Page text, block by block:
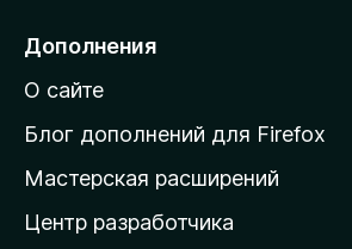
е
й
т
и
а
д
Дополнения
О сайте
Блог дополнений для Firefox
Мастерская расширений
Центр разработчика